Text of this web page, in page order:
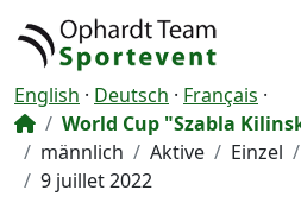
English · Deutsch · Français ·
World Cup "Szabla
männlich
Aktive Einzel
9 juillet 2022